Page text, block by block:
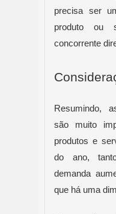
precisa ser
produto ou
concorrente
Resumindo,
são muito
produtos e
do ano,
demanda
que há uma